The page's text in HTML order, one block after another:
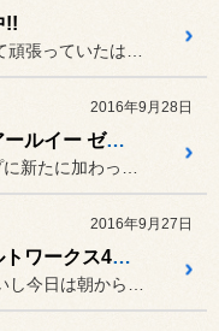
!!
2016年9月28日
POENZA RE-06D （アールイー ゼロ ロク ディー）
2016年9月27日
HA36S・スズキ・アルトワークス4WDにフジツボのマフラーAUTHORIZE K 取付